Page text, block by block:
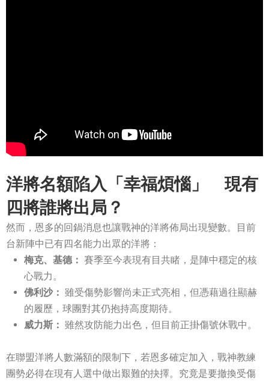
洋將名額陷入「幸福煩惱」 現有
四將誰將出局？
然而，恩多的回鍋消息也讓戰神的洋將佈局出現變數。目前
台新陣中已有四名能力出眾的洋將：
梅克、基德： 賽季至今表現有目共睹，是陣中穩定的核
心戰力。
佛利沙： 雖受傷勢影響尚未正式亮相，但憑藉過往顯赫
的履歷，球團對其仍抱持高度期待。
威力斯： 雖然攻防能力出色，但目前正掛傷號休戰中。
在聯盟洋將人數滿額的限制下，若恩多確定加入，戰神教練
團勢必得在現有人選中做出艱難的抉擇。究竟是要撤換受傷